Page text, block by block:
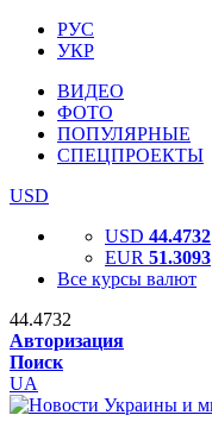
РУС
УКР
ВИДЕО
ФОТО
ПОПУЛЯРНЫЕ
СПЕЦПРОЕКТЫ
USD
USD 44.4732
EUR 51.3093
Все курсы валют
44.4732
Авторизация
Поиск
UA